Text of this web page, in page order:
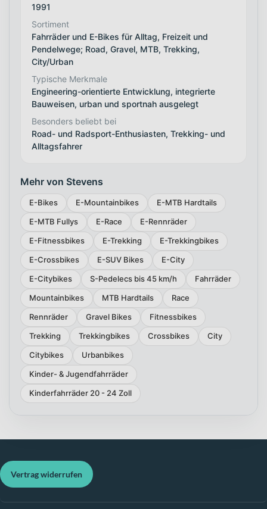
1991
Sortiment
Fahrräder und E-Bikes für Alltag, Freizeit und
Pendelwege; Road, Gravel, MTB, Trekking,
City/Urban
Typische Merkmale
Engineering-orientierte Entwicklung, integrierte
Bauweisen, urban und sportnah ausgelegt
Besonders beliebt bei
Road- und Radsport-Enthusiasten, Trekking- und
Alltagsfahrer
Mehr von Stevens
E-Bikes E-Mountainbikes
E-MTB Hardtails
E-MTB Fullys
E-Race
E-Rennräder
E-Fitnessbikes
E-Trekking
E-Trekkingbikes
E-Crossbikes
E-SUV Bikes
E-City
E-Citybikes
S-Pedelecs bis 45 km/h
Fahrräder
Mountainbikes
MTB Hardtails
Race
Rennräder
Gravel Bikes
Fitnessbikes
Trekking
Trekkingbikes Crossbikes
City
Citybikes
Urbanbikes
Kinder- & Jugendfahrräder
Kinderfahrräder 20 - 24 Zoll
Vertrag widerrufen